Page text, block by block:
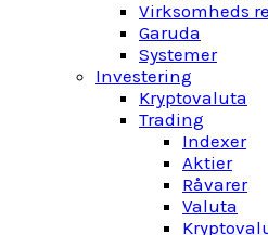
Virksomheds
Garuda
Systemer
Investering
Kryptovaluta
Trading
Indexer
Aktier
Råvarer
Valuta